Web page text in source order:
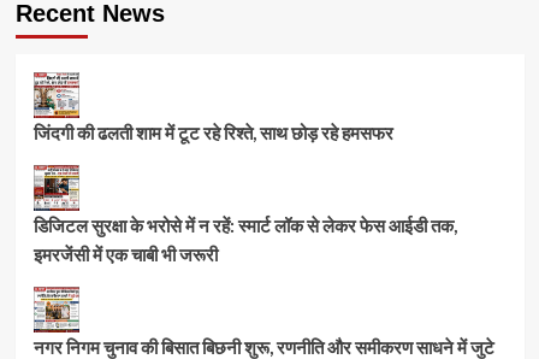
Recent News
जिंदगी की ढलती शाम में टूट रहे रिश्ते, साथ छोड़ रहे हमसफर
डिजिटल सुरक्षा के भरोसे में न रहें: स्मार्ट लॉक से लेकर फेस आईडी तक,
इमरजेंसी में एक चाबी भी जरूरी
नगर निगम चुनाव की बिसात बिछनी शुरू, रणनीति और समीकरण साधने में जुटे